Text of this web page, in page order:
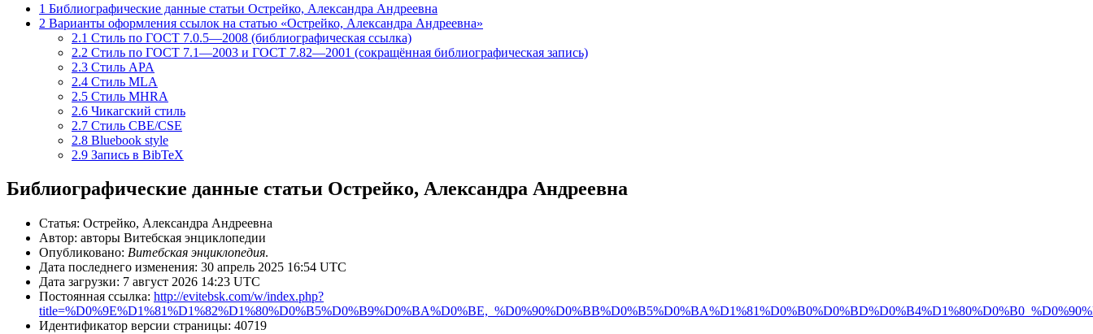
1 Библиографические данные статьи Острейко, Александра Андреевна
2 Варианты оформления ссылок на статью «Острейко, Александра Андреевна»
2.1 Стиль по ГОСТ 7.0.5—2008 (библиографическая ссылка)
2.2 Стиль по ГОСТ 7.1—2003 и ГОСТ 7.82—2001 (сокращённая библиографическая запись)
2.3 Стиль APA
2.4 Стиль MLA
2.5 Стиль MHRA
2.6 Чикагский стиль
2.7 Стиль CBE/CSE
2.8 Bluebook style
2.9 Запись в BibTeX
Библиографические данные статьи Острейко, Александра Андреевна
Статья: Острейко, Александра Андреевна
Автор: авторы Витебская энциклопедии
Опубликовано: Витебская энциклопедия.
Дата последнего изменения: 30 апрель 2025 16:54 UTC
Дата загрузки: 7 август 2026 14:23 UTC
Постоянная ссылка: http://evitebsk.com/w/index.php?
Идентификатор версии страницы: 40719